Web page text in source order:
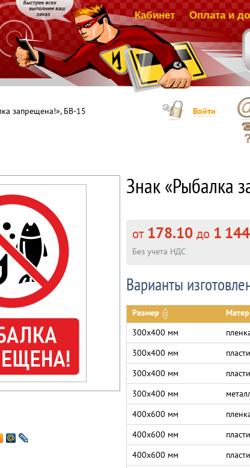
Кабинет Оплата и
запрещена!», БВ-15 Войти
Знак «Рыбалка
от178.10 до 1
Без учета НДС
Варианты
Размер
300х400 мм
300х400 мм
300х400 мм
300х400 мм
400х600 мм
400х600 мм
400х600 мм